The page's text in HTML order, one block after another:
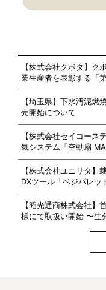
【株式会社クボタ】
業生産者を表彰する「
【埼玉県】下水汚泥燃
売開始について
【株式会社セイコース
気システム「空動扇
【株式会社ユニリタ】
DXツール「ベジパレッ
【昭光通商株式会社】
様にて取扱い開始 〜生